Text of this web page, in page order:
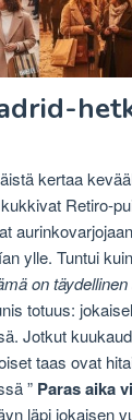
kertaa
Retiro-
ylle. Tuntui
on
totuus:
Jotkut
taas ovat
” Paras aika
läpi jokaisen